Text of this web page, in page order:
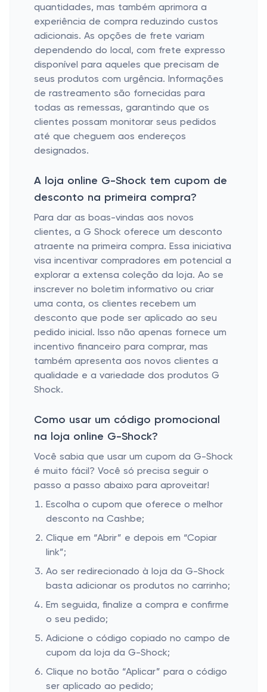
quantidades, mas também aprimora a
experiência de compra reduzindo custos
adicionais. As opções de frete variam
dependendo do local, com frete expresso
disponível para aqueles que precisam de
seus produtos com urgência. Informações
de rastreamento são fornecidas para
todas as remessas, garantindo que os
clientes possam monitorar seus pedidos
até que cheguem aos endereços
designados.
A loja online G-Shock tem cupom de
desconto na primeira compra?
Para dar as boas-vindas aos novos
clientes, a G Shock oferece um desconto
atraente na primeira compra. Essa iniciativa
visa incentivar compradores em potencial a
explorar a extensa coleção da loja. Ao se
inscrever no boletim informativo ou criar
uma conta, os clientes recebem um
desconto que pode ser aplicado ao seu
pedido inicial. Isso não apenas fornece um
incentivo financeiro para comprar, mas
também apresenta aos novos clientes a
qualidade e a variedade dos produtos G
Shock.
Como usar um código promocional
na loja online G-Shock?
Você sabia que usar um cupom da G-Shock
é muito fácil? Você só precisa seguir o
passo a passo abaixo para aproveitar!
Escolha o cupom que oferece o melhor
desconto na Cashbe;
Clique em “Abrir” e depois em “Copiar
link”;
Ao ser redirecionado à loja da G-Shock
basta adicionar os produtos no carrinho;
Em seguida, finalize a compra e confirme
o seu pedido;
Adicione o código copiado no campo de
cupom da loja da G-Shock;
Clique no botão “Aplicar” para o código
ser aplicado ao pedido;